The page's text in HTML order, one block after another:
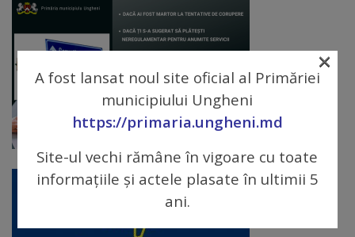
(harta
sculpturilor)
Monumente
arhitecturale
Personalități
marcante
Sportivi
A fost lansat noul site oficial al Primăriei
municipiului Ungheni
https://primaria.ungheni.md
Site-ul vechi rămâne în vigoare cu toate
informațiile și actele plasate în ultimii 5
ani.
×